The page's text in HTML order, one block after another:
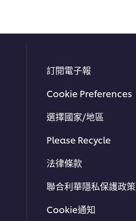
訂閱電子報
Cookie Preferences
選擇國家/地區
Please Recycle
法律條款
聯合利華隱私保護政策
Cookie通知